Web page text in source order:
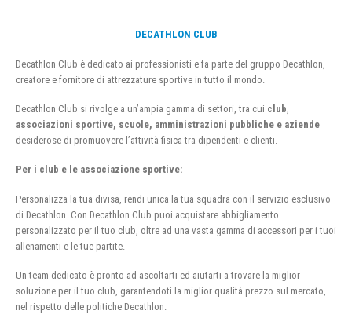
DECATHLON CLUB
Decathlon Club è dedicato ai professionisti e fa parte del gruppo Decathlon,
creatore e fornitore di attrezzature sportive in tutto il mondo.
Decathlon Club si rivolge a un’ampia gamma di settori, tra cui club
associazioni sportive, scuole, amministrazioni pubbliche e aziende
desiderose di promuovere l’attività fisica tra dipendenti e clienti.
Per i club e le associazione sportive:
Personalizza la tua divisa, rendi unica la tua squadra con il servizio esclusivo
di Decathlon. Con Decathlon Club puoi acquistare abbigliamento
personalizzato per il tuo club, oltre ad una vasta gamma di accessori per i tuoi
allenamenti e le tue partite.
Un team dedicato è pronto ad ascoltarti ed aiutarti a trovare la miglior
soluzione per il tuo club, garantendoti la miglior qualità prezzo sul mercato,
nel rispetto delle politiche Decathlon.